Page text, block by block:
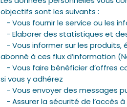
objectifs sont les suivants :
- Vous fournir le service ou les
- Elaborer des statistiques et
- Vous informer sur les produits,
abonné à ces flux d’information
- Vous faire bénéficier d’offres
si vous y adhérez
- Vous envoyer des messages
- Assurer la sécurité de l’accès